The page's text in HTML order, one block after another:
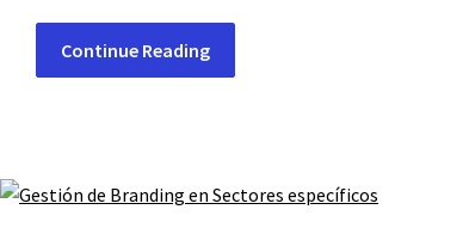
Continue Reading